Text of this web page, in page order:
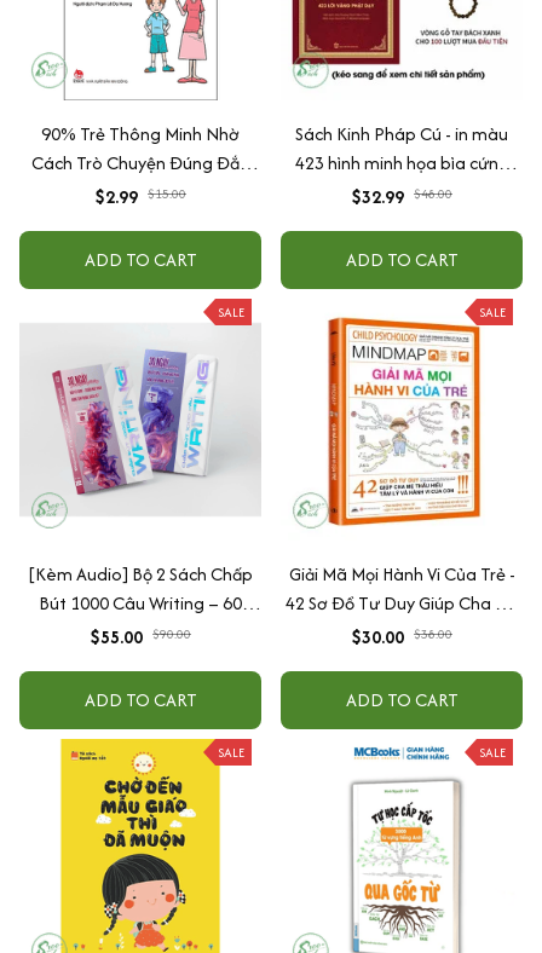
90% Trẻ Thông Minh Nhờ
Cách Trò Chuyện Đúng Đắn
Của Cha Mẹ
$2.99 $15.00
ADD TO CART
Sách Kinh Pháp Cú - in màu
423 hình minh họa bìa cứng
cao cấp + tặng kèm vòng tay
$32.99 $48.00
ADD TO CART
SALE
[Kèm Audio] Bộ 2 Sách Chấp
Bút 1000 Câu Writing – 60
Ngày Gieo Trồng Tư Duy
$55.00 $90.00
ADD TO CART
SALE
Giải Mã Mọi Hành Vi Của Trẻ -
42 Sơ Đồ Tư Duy Giúp Cha Mẹ
Thấu Hiểu Tâm Lý Và Hành Vi
$30.00 $38.00
ADD TO CART
SALE SALE